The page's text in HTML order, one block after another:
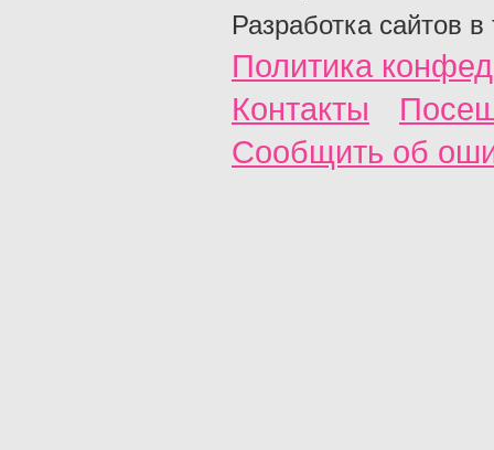
Разработка сайтов в
Политика
Контакты
Сообщить об